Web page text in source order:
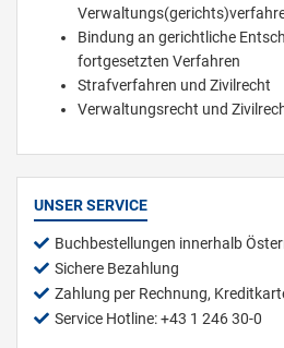
Bindung an gerichtliche
fortgesetzten Verfahren
Strafverfahren und Zivilrecht
Verwaltungsrecht und
UNSER SERVICE
Buchbestellungen innerhalb
Sichere Bezahlung
Zahlung per Rechnung,
Service Hotline: +43 1 246 30-0